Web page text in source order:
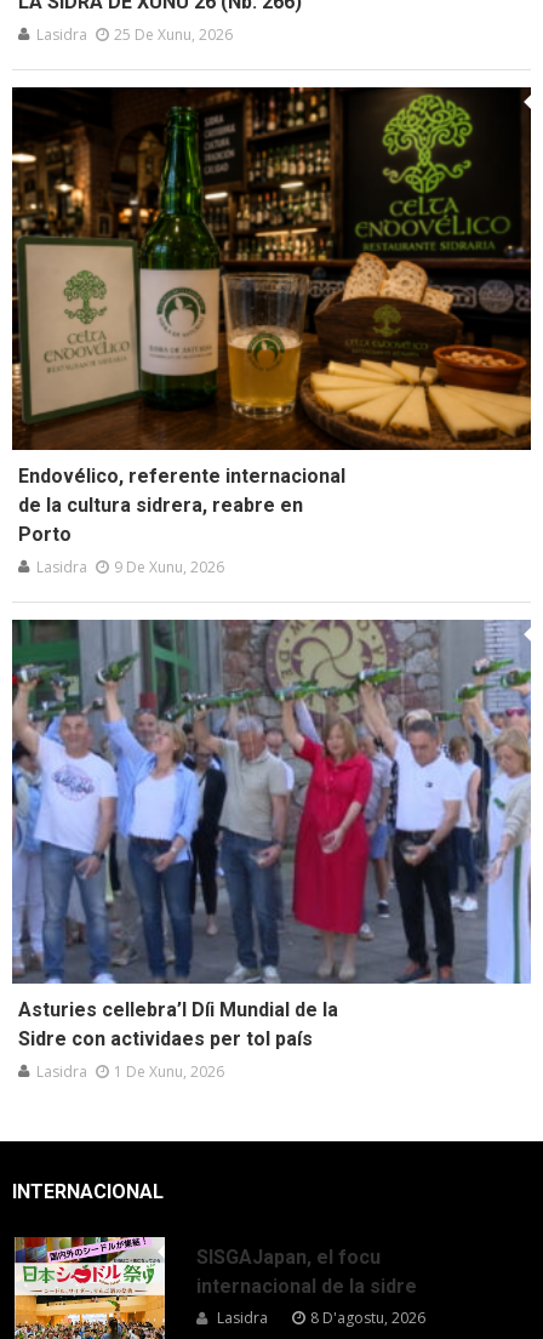
Lasidra 25 De Xunu, 2026
Endovélico, referente internacional
de la cultura sidrera, reabre en
Porto
Lasidra 9 De Xunu, 2026
Asturies cellebra’l Díi Mundial de la
Sidre con actividaes per tol país
Lasidra 1 De Xunu, 2026
INTERNACIONAL
SISGAJapan, el focu
internacional de la sidre
Lasidra 8 D'agostu, 2026